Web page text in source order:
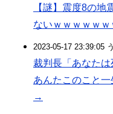
【謎】震度8の地
ないｗｗｗｗｗｗ
2023-05-17 23:39:05
裁判長「あなたは
あんたこのこと
→